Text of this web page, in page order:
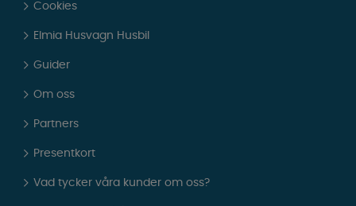
Cookies
Elmia Husvagn Husbil
Guider
Om oss
Partners
Presentkort
Vad tycker våra kunder om oss?